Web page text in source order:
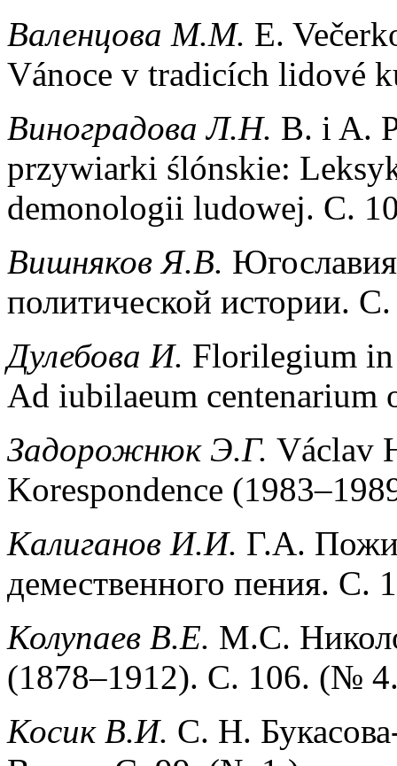
Валенцова М.М. E.
Vánoce v tradicích lidové
Виноградова Л.Н. B. i A.
przywiarki ślónskie:
demonologii ludowej. С.
Вишняков Я.В.
политической истории.
Дулебова И. Florilegium
Ad iubilaeum
Задорожнюк Э.Г. Václav
Korespondence
Калиганов И.И. Г.А.
демественного пения.
Колупаев В.Е. М.С.
(1878–1912). С. 106. (№
Косик В.И. С. Н.